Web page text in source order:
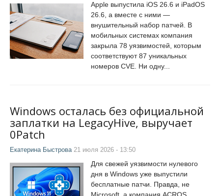
Apple выпустила iOS 26.6 и iPadOS
26.6, а вместе с ними —
внушительный набор патчей. В
мобильных системах компания
закрыла 78 уязвимостей, которым
соответствуют 87 уникальных
номеров CVE. Ни одну...
Windows осталась без официальной
заплатки на LegacyHive, выручает
0Patch
Екатерина Быстрова21 июля 2026 - 13:50
Для свежей уязвимости нулевого
дня в Windows уже выпустили
бесплатные патчи. Правда, не